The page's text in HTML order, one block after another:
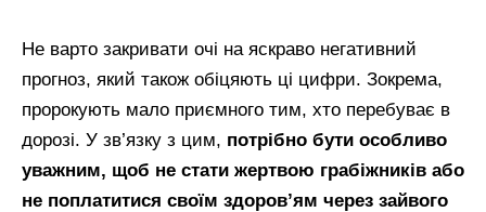
Не варто закривати очі на яскраво негативний
прогноз, який також обіцяють ці цифри. Зокрема,
пророкують мало приємного тим, хто перебуває в
дорозі. У зв’язку з цим, потрібно бути особливо
уважним, щоб не стати жертвою грабіжників або
не поплатитися своїм здоров’ям через зайвого